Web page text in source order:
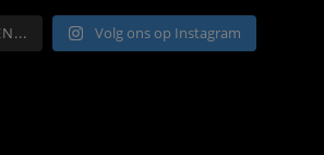
Volg ons op Instagram